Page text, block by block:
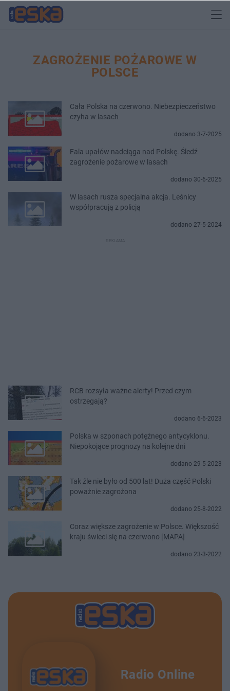
ZAGROŻENIE POŻAROWE W
POLSCE
Cała Polska na czerwono. Niebezpieczeństwo
czyha w lasach
dodano 3-7-2025
Fala upałów nadciąga nad Polskę. Śledź
zagrożenie pożarowe w lasach
dodano 30-6-2025
W lasach rusza specjalna akcja. Leśnicy
współpracują z policją
dodano 27-5-2024
RCB rozsyła ważne alerty! Przed czym
ostrzegają?
dodano 6-6-2023
Polska w szponach potężnego antycyklonu.
Niepokojące prognozy na kolejne dni
dodano 29-5-2023
Tak źle nie było od 500 lat! Duża część Polski
poważnie zagrożona
dodano 25-8-2022
Coraz większe zagrożenie w Polsce. Większość
kraju świeci się na czerwono [MAPA]
dodano 23-3-2022
Radio Online